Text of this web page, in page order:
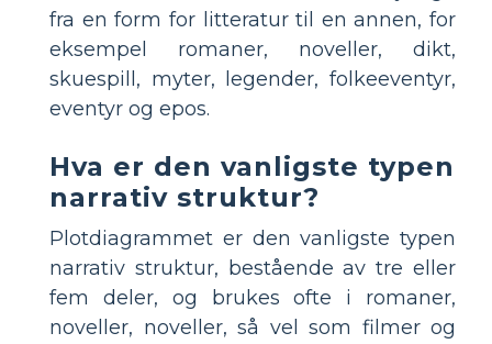
fra en form for litteratur til en annen, for
eksempel romaner, noveller, dikt,
skuespill, myter, legender, folkeeventyr,
eventyr og epos.
Hva er den vanligste typen
narrativ struktur?
Plotdiagrammet er den vanligste typen
narrativ struktur, bestående av tre eller
fem deler, og brukes ofte i romaner,
noveller, noveller, så vel som filmer og